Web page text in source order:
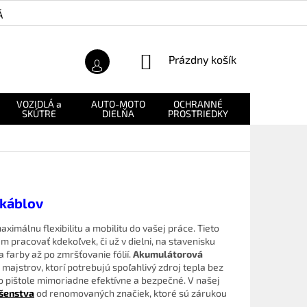
NÁKUPNÝ
Prázdny košík
VOZIDLÁ a
SKÚTRE
AUTO-MOTO
DIELŇA
OCHRANNÉ
PROSTRIEDKY
flexibilitu a mobilitu do vašej práce. Tieto
pracovať kdekoľvek, či už v dielni, na stavenisku
farby až po zmršťovanie fólií.Akumulátorová
ktorí potrebujú spoľahlivý zdroj tepla bez
mimoriadne efektívne a bezpečné.V našej
od renomovaných značiek, ktoré sú zárukou